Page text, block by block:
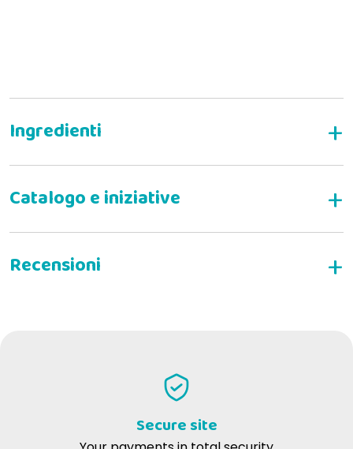
struvite urolithiasis
Wet in a can (beef)
starch, rice, vitamins, minerals, dextrose
Ottimo prodotto con ottima appetibilità, alterno scatolette e
bustine perché il mio gatto mangia solo questo
Secure site